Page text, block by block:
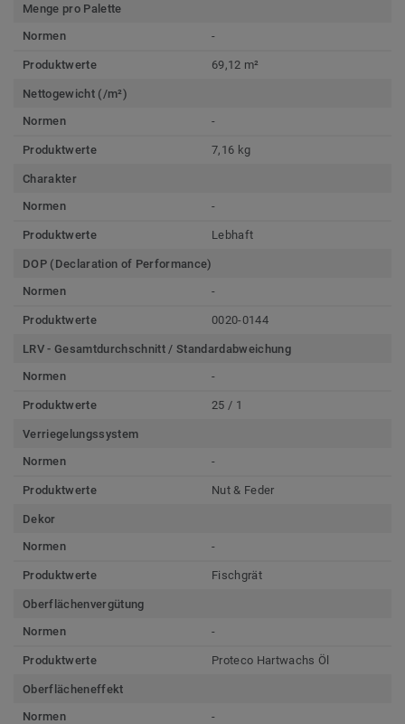
Menge pro Palette
Normen
-
Produktwerte 69,12 m²
Nettogewicht (/m²)
Normen
-
Produktwerte 7,16 kg
Charakter
Normen
-
Produktwerte Lebhaft
DOP (Declaration of Performance)
Normen
-
Produktwerte 0020-0144
LRV - Gesamtdurchschnitt / Standardabweichung
Normen
-
Produktwerte 25 / 1
Verriegelungssystem
Normen
-
Produktwerte Nut & Feder
Dekor
Normen
-
Produktwerte Fischgrät
Oberflächenvergütung
Normen
-
Produktwerte Proteco Hartwachs Öl
Oberflächeneffekt
Normen
-